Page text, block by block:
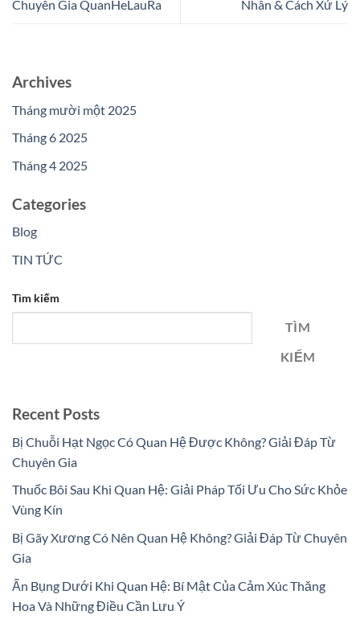
Chuyên Gia QuanHeLauRa
Nhân & Cách Xử Lý
Archives
Tháng mười một 2025
Tháng 6 2025
Tháng 4 2025
Categories
Blog
TIN TỨC
Tìm kiếm
TÌM
KIẾM
Recent Posts
Bị Chuỗi Hạt Ngọc Có Quan Hệ Được Không? Giải Đáp Từ
Chuyên Gia
Thuốc Bôi Sau Khi Quan Hệ: Giải Pháp Tối Ưu Cho Sức Khỏe
Vùng Kín
Bị Gãy Xương Có Nên Quan Hệ Không? Giải Đáp Từ Chuyên
Gia
Ấn Bụng Dưới Khi Quan Hệ: Bí Mật Của Cảm Xúc Thăng
Hoa Và Những Điều Cần Lưu Ý